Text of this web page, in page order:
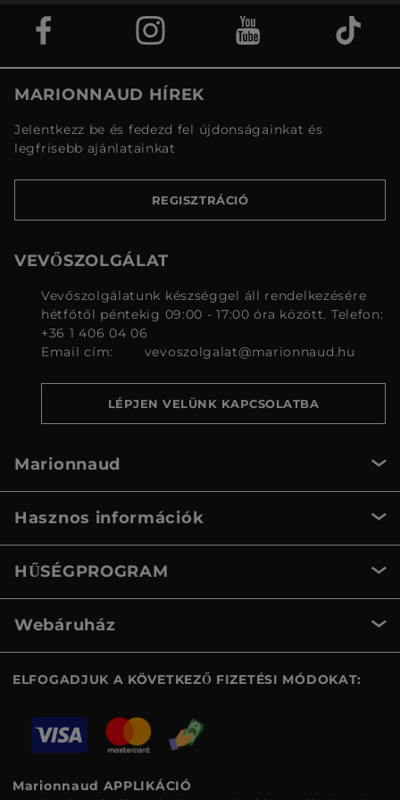
MARIONNAUD HÍREK
Jelentkezz be és fedezd fel újdonságainkat és
legfrisebb ajánlatainkat
REGISZTRÁCIÓ
VEVŐSZOLGÁLAT
Vevőszolgálatunk készséggel áll rendelkezésére
hétfőtől péntekig 09:00 - 17:00 óra között. Telefon:
+36 1 406 04 06
Email cím:
vevoszolgalat@marionnaud.hu
LÉPJEN VELÜNK KAPCSOLATBA
Marionnaud
Hasznos információk
HŰSÉGPROGRAM
Webáruház
ELFOGADJUK A KÖVETKEZŐ FIZETÉSI MÓDOKAT:
Marionnaud APPLIKÁCIÓ